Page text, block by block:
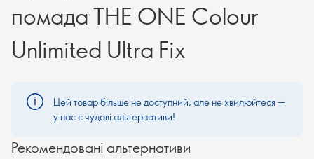
помада THE ONE Colour
Unlimited Ultra Fix
Цей товар більше не доступний, але не хвилюйтеся —
у нас є чудові альтернативи!
Рекомендовані альтернативи